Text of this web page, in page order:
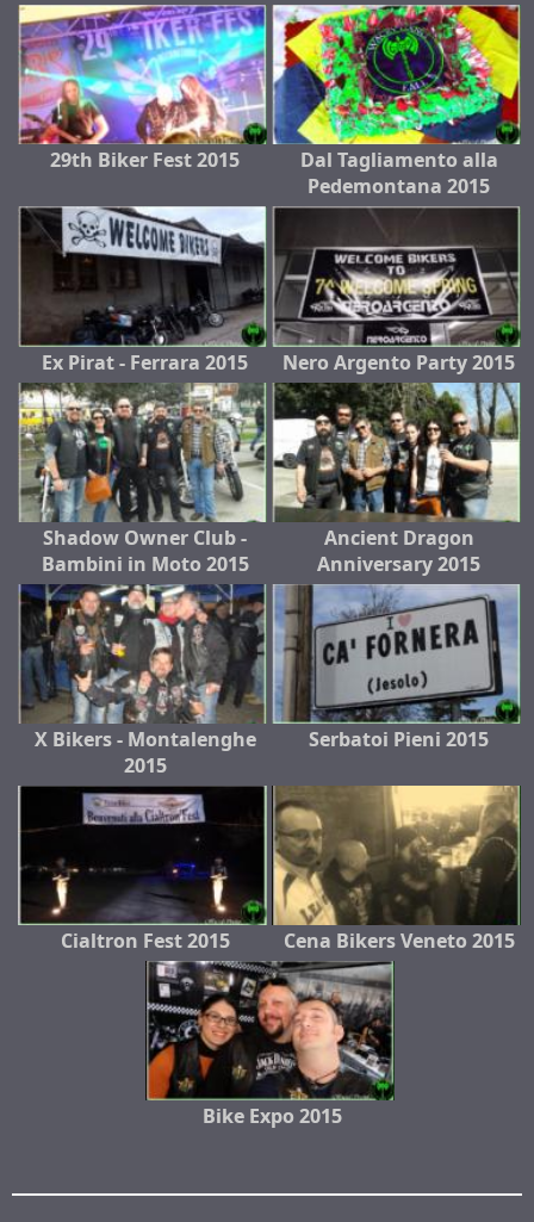
29th Biker Fest 2015
Dal Tagliamento alla
Pedemontana 2015
Ex Pirat - Ferrara 2015 Nero Argento Party 2015
Shadow Owner Club -
Bambini in Moto 2015
Ancient Dragon
Anniversary 2015
X Bikers - Montalenghe
2015
Serbatoi Pieni 2015
Cialtron Fest 2015 Cena Bikers Veneto 2015
Bike Expo 2015